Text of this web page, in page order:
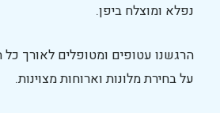
נפלא ומוצלח ביפן.
הרגשנו עטופים ומטופלים לאורך
על בחירת מלונות וארוחות מצוינות.